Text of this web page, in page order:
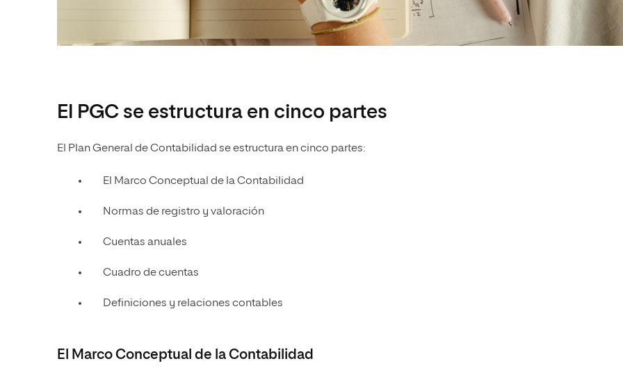
El PGC se estructura en cinco partes
El Plan General de Contabilidad se estructura en cinco partes:
El Marco Conceptual de la Contabilidad
Normas de registro y valoración
Cuentas anuales
Cuadro de cuentas
Definiciones y relaciones contables
El Marco Conceptual de la Contabilidad